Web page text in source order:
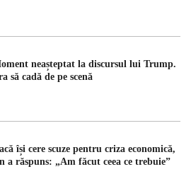
neașteptat la discursul lui Trump.
să cadă de pe scenă
își cere scuze pentru criza economică,
a răspuns: „Am făcut ceea ce trebuie”